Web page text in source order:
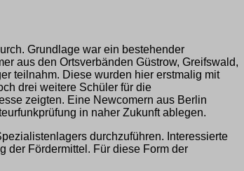
Grundlage war ein bestehender
aus den Ortsverbänden Güstrow, Greifswald,
teilnahm. Diese wurden hier erstmalig mit
drei weitere Schüler für die
zeigten. Eine Newcomern aus Berlin
in naher Zukunft ablegen.
durchzuführen. Interessierte
der Fördermittel. Für diese Form der